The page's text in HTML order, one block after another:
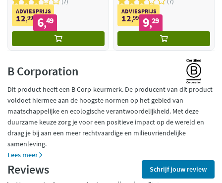
ADVIESPRIJS
12,99 6,49
ADVIESPRIJS
12,99 9,29
B Corporation
Dit product heeft een B Corp-keurmerk. De producent van dit product
voldoet hiermee aan de hoogste normen op het gebied van
maatschappelijke en ecologische verantwoordelijkheid. Met deze
duurzame keuze zorg je voor een positieve impact op de wereld en
draag je bij aan een meer rechtvaardige en milieuvriendelijke
samenleving.
Lees meer
Reviews Schrijf jouw review